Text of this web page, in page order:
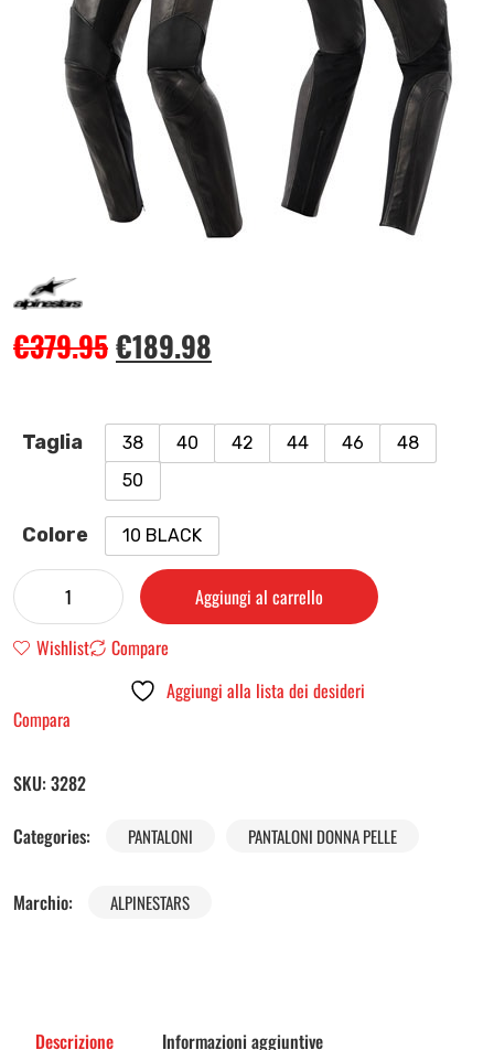
€379.95€189.98
Taglia 38 40 42 44 46
48
50
Colore 10 BLACK
Aggiungi al carrello
Wishlist
Compare
Aggiungi alla lista dei desideri
Compara
SKU: 3282
Categories:
PANTALONI PANTALONI DONNA PELLE
Marchio: ALPINESTARS
Descrizione Informazioni aggiuntive